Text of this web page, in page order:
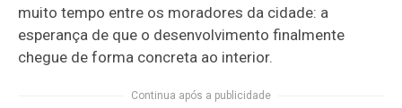
muito tempo entre os moradores da cidade: a
esperança de que o desenvolvimento finalmente
chegue de forma concreta ao interior.
Continua após a publicidade